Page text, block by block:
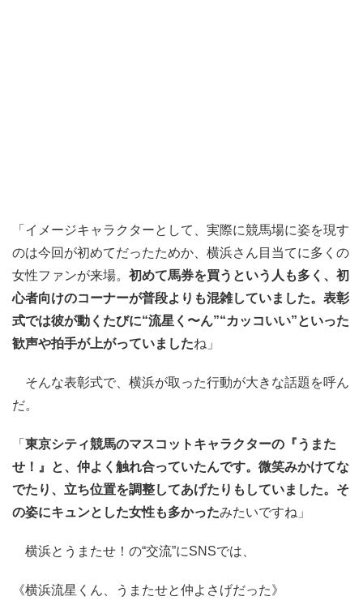
「イメージキャラクターとして、実際に競馬場に姿を現す
のは今回が初めてだったためか、横浜さん目当てに多くの
女性ファンが来場。 初めて馬券を買うという人も多く、初
心者向けのコーナーが普段よりも混雑していました。表彰
式では彼が動くたびに“流星く〜ん”“カッコいい”といった
歓声や拍手が上がっていましたね」
そんな表彰式で、横浜が取った行動が大きな話題を呼ん
だ。
「 東京シティ競馬のマスコットキャラクターの『うまた
せ！』と、仲よく触れ合っていたんです。微笑みかけてな
でたり、立ち位置を調整してあげたりもしていました。そ
の姿にキュンとした女性も多かったみたいですね」
横浜とうまたせ！の“交流”にSNSでは、
《横浜流星くん、うまたせと仲よさげだった》